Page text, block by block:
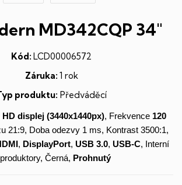
MD342CQP 34"
Kód: LCD00006572
Záruka: 1 rok
produktu: Předváděcí
HD displej (3440x1440px), Frekvence 120
21:9, Doba odezvy 1 ms, Kontrast 3500:1,
, DisplayPort, USB 3.0, USB-C, Interní
Černá, Prohnutý